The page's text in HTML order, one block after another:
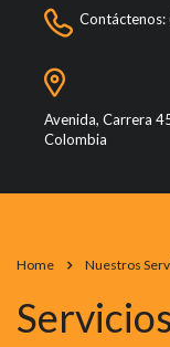
Avenida, Carrera
Colombia
Home Nuestros